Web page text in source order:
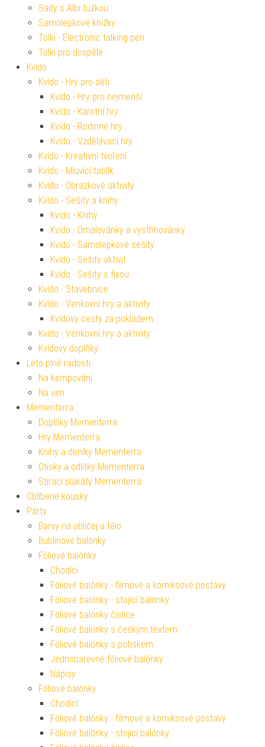
Sady s Albi tužkou
Samolepkové knížky
Tolki - Electronic talking pen
Tolki pro dospělé
Kvído
Kvído - Hry pro děti
Kvído - Hry pro nejmenší
Kvído - Karetní hry
Kvído - Rodinné hry
Kvído - Vzdělávací hry
Kvído - Kreativní tvoření
Kvído - Mluvící tablík
Kvído - Obrázkové aktivity
Kvído - Sešity a knihy
Kvído - Knihy
Kvído - Omalovánky a vystřihovánky
Kvído - Samolepkové sešity
Kvído - Sešity aktivit
Kvído - Sešity s fixou
Kvído - Stavebnice
Kvído - Venkovní hry a aktivity
Kvídovy cesty za pokladem
Kvído - Venkovní hry a aktivity
Kvídovy doplňky
Léto plné radosti
Na kempování
Na ven
Mementerra
Doplňky Mementerra
Hry Mementerra
Knihy a deníky Mementerra
Otisky a odlitky Mementerra
Stírací plakáty Mementerra
Oblíbené kousky
Párty
Barvy na obličej a tělo
Bublinové balónky
Fóliové balónky
Chodící
Fóliové balónky - filmové a komiksové postavy
Fóliové balónky - stojící balónky
Fóliové balónky číslice
Fóliové balónky s českým textem
Fóliové balónky s potiskem
Jednobarevné fóliové balónky
Nápisy
Fóliové balónky
Chodící
Fóliové balónky - filmové a komiksové postavy
Fóliové balónky - stojící balónky